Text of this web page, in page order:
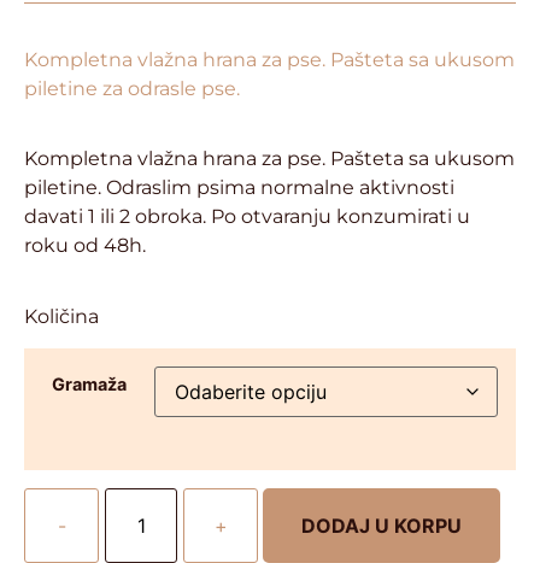
Kompletna vlažna hrana za pse. Pašteta sa ukusom
piletine za odrasle pse.
Kompletna vlažna hrana za pse. Pašteta sa ukusom
piletine. Odraslim psima normalne aktivnosti
davati 1 ili 2 obroka. Po otvaranju konzumirati u
roku od 48h.
Količina
Gramaža
- + DODAJ U KORPU